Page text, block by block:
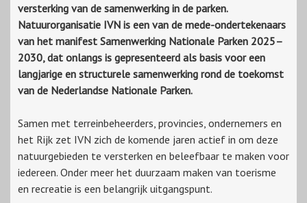
versterking van de samenwerking in de parken.
Natuurorganisatie IVN is een van de mede-ondertekenaars
van het manifest Samenwerking Nationale Parken 2025–
2030, dat onlangs is gepresenteerd als basis voor een
langjarige en structurele samenwerking rond de toekomst
van de Nederlandse Nationale Parken.
Samen met terreinbeheerders, provincies, ondernemers en
het Rijk zet IVN zich de komende jaren actief in om deze
natuurgebieden te versterken en beleefbaar te maken voor
iedereen. Onder meer het duurzaam maken van toerisme
en recreatie is een belangrijk uitgangspunt.